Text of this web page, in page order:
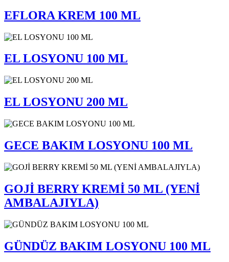
EFLORA KREM 100 ML
EL LOSYONU 100 ML
EL LOSYONU 200 ML
GECE BAKIM LOSYONU 100 ML
GOJİ BERRY KREMİ 50 ML (YENİ
AMBALAJIYLA)
GÜNDÜZ BAKIM LOSYONU 100 ML